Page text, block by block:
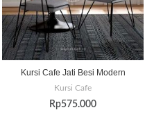
Kursi Cafe Jati Besi Modern
Kursi Cafe
Rp575.000